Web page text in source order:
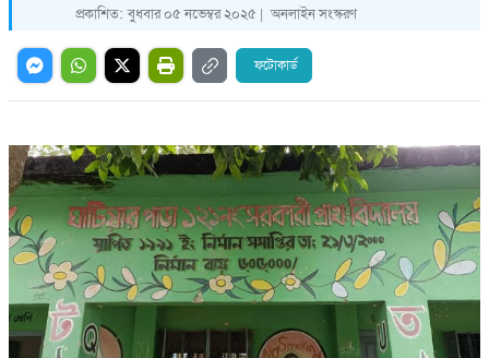
প্রকাশিত: বুধবার ০৫ নভেম্বর ২০২৫ | অনলাইন সংস্করণ
ফটোকার্ড